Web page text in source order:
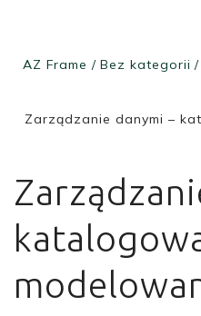
AZ Frame / Bez kategorii /
Zarządzanie danymi –